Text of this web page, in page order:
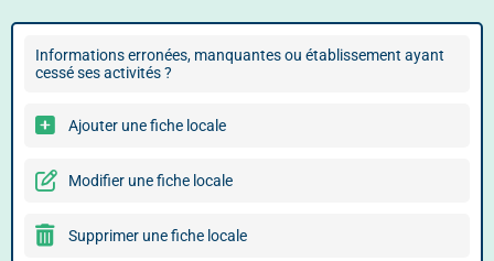
Informations erronées, manquantes ou établissement ayant
cessé ses activités ?
Ajouter une fiche locale
Modifier une fiche locale
Supprimer une fiche locale